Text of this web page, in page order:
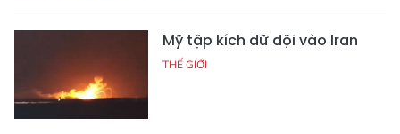
Mỹ tập kích dữ dội vào Iran
THẾ GIỚI